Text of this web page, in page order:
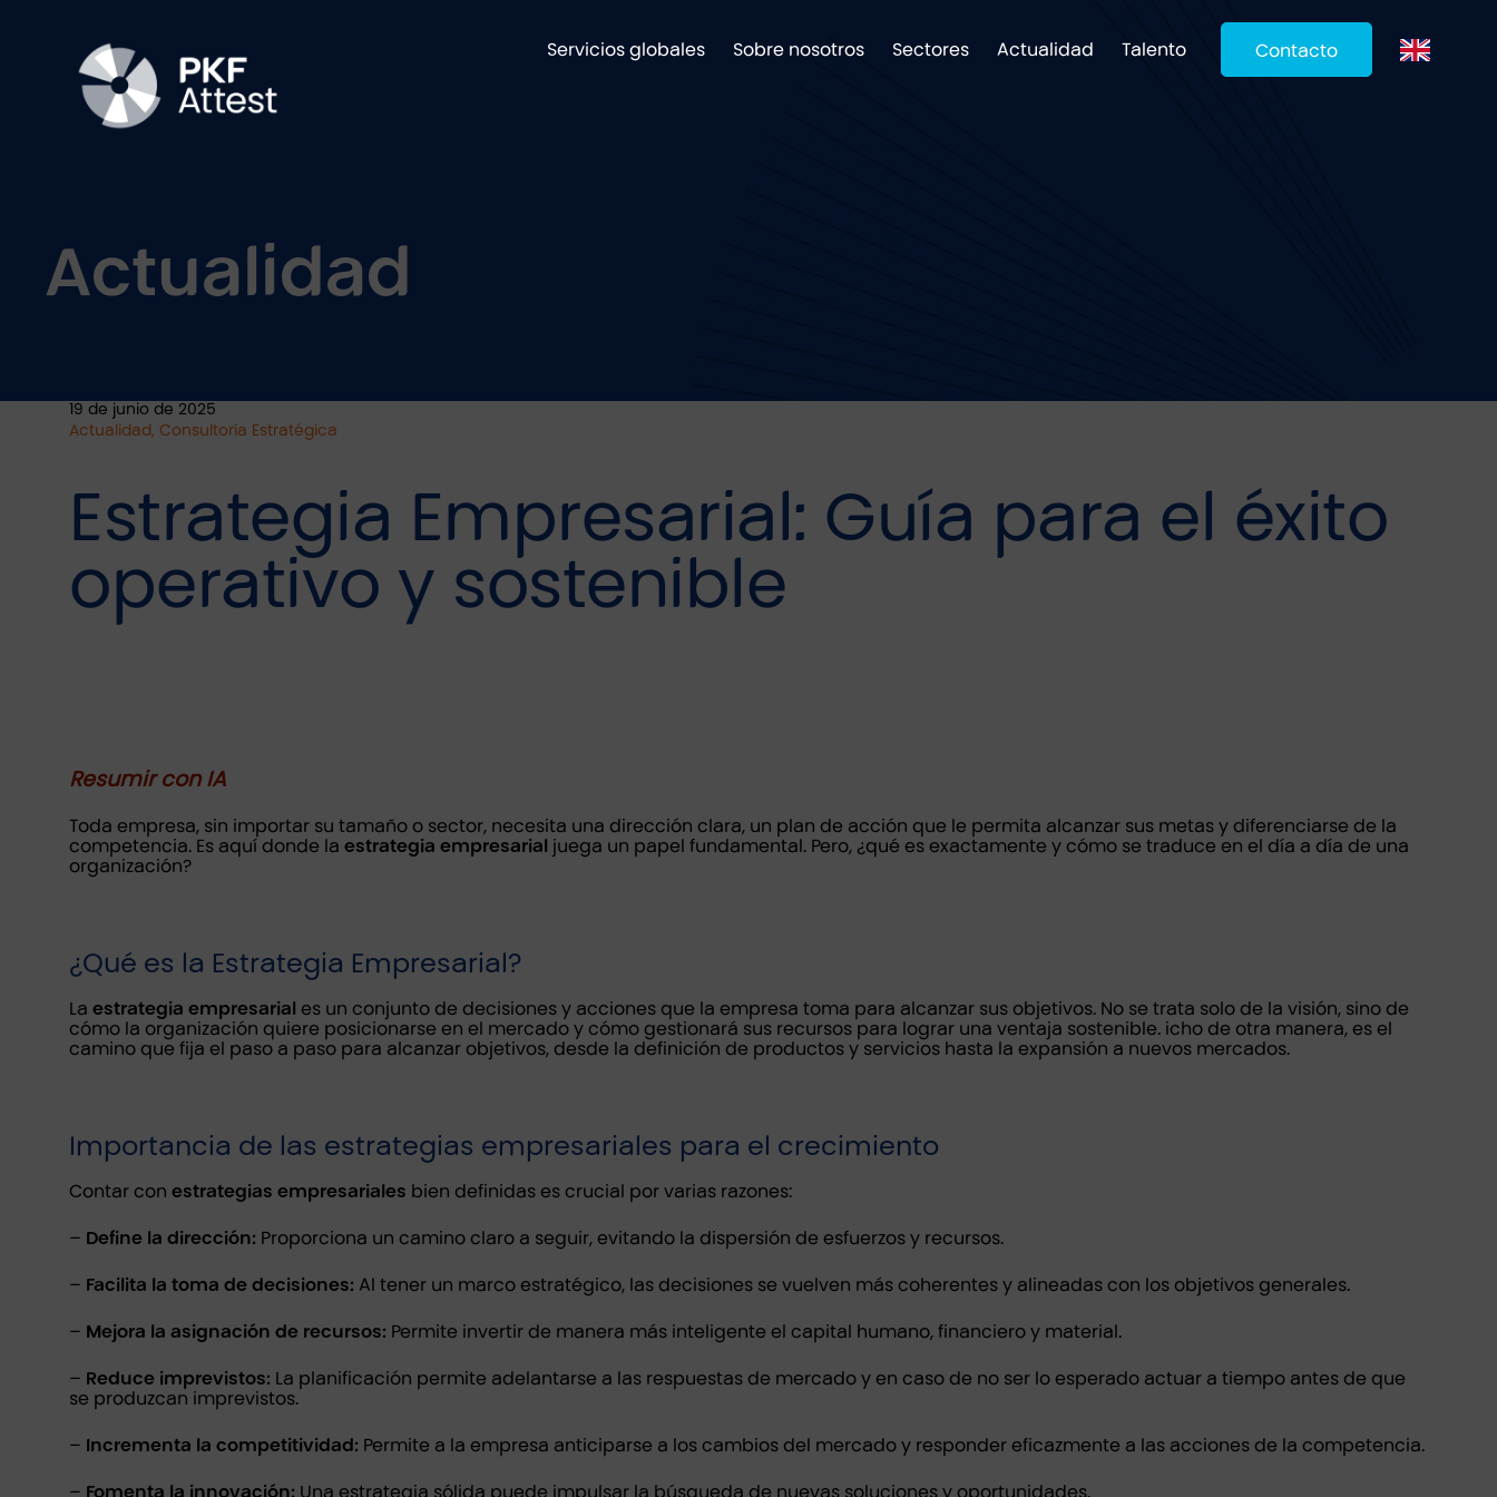
Servicios globales Sobre nosotros Sectores Actualidad Talento Contacto
Actualidad
19 de junio de 2025
Actualidad, Consultoría Estratégica
Estrategia Empresarial: Guía para el éxito
operativo y sostenible
Resumir con IA
Toda empresa, sin importar su tamaño o sector, necesita una dirección clara, un plan de acción que le permita alcanzar sus metas y diferenciarse de la
competencia. Es aquí donde la estrategia empresarial juega un papel fundamental. Pero, ¿qué es exactamente y cómo se traduce en el día a día de una
organización?
¿Qué es la Estrategia Empresarial?
La estrategia empresarial es un conjunto de decisiones y acciones que la empresa toma para alcanzar sus objetivos. No se trata solo de la visión, sino de
cómo la organización quiere posicionarse en el mercado y cómo gestionará sus recursos para lograr una ventaja sostenible. icho de otra manera, es el
camino que fija el paso a paso para alcanzar objetivos, desde la definición de productos y servicios hasta la expansión a nuevos mercados.
Importancia de las estrategias empresariales para el crecimiento
Contar con estrategias empresariales bien definidas es crucial por varias razones:
– Define la dirección: Proporciona un camino claro a seguir, evitando la dispersión de esfuerzos y recursos.
– Facilita la toma de decisiones: Al tener un marco estratégico, las decisiones se vuelven más coherentes y alineadas con los objetivos generales.
– Mejora la asignación de recursos: Permite invertir de manera más inteligente el capital humano, financiero y material.
– Reduce imprevistos: La planificación permite adelantarse a las respuestas de mercado y en caso de no ser lo esperado actuar a tiempo antes de que
se produzcan imprevistos.
– Incrementa la competitividad: Permite a la empresa anticiparse a los cambios del mercado y responder eficazmente a las acciones de la competencia.
– Fomenta la innovación: Una estrategia sólida puede impulsar la búsqueda de nuevas soluciones y oportunidades.